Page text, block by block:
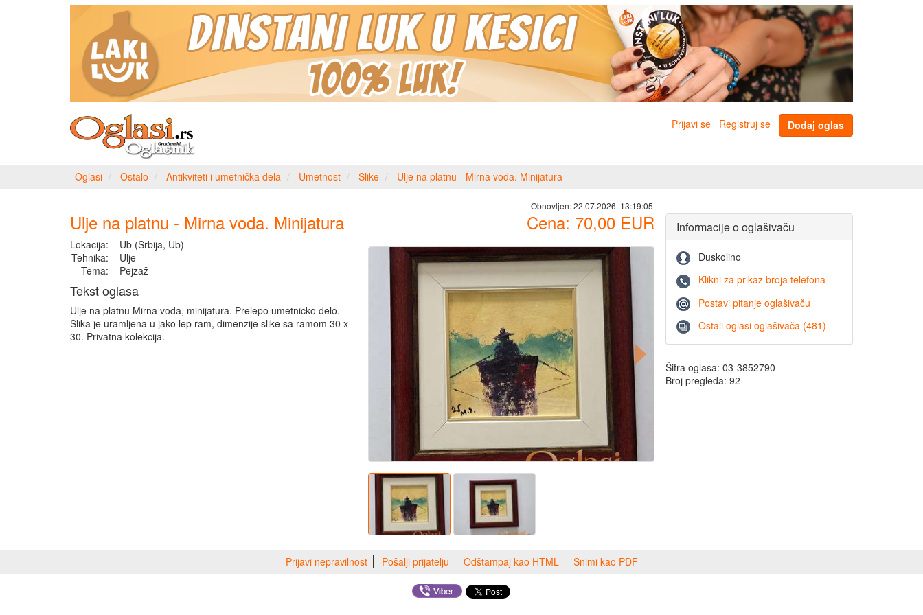
Prijavi se Registruj se Dodaj oglas
Oglasi Ostalo Antikviteti i umetnička dela Umetnost Slike Ulje na platnu - Mirna voda. Minijatura
Ulje na platnu - Mirna voda. Minijatura
Lokacija:
Ub (Srbija, Ub)
Tehnika:
Ulje
Tema:
Pejzaž
Tekst oglasa
Ulje na platnu Mirna voda, minijatura. Prelepo umetnicko delo.
Slika je uramljena u jako lep ram, dimenzije slike sa ramom 30 x
30. Privatna kolekcija.
Obnovljen:22.07.2026. 13:19:05
Cena: 70,00 EUR Informacije o oglašivaču
Duskolino
Klikni za prikaz broja telefona
Postavi pitanje oglašivaču
Ostali oglasi oglašivača (481)
Šifra oglasa: 03-3852790
Broj pregleda: 92
Prijavi nepravilnost Pošalji prijatelju Odštampaj kao HTML Snimi kao PDF